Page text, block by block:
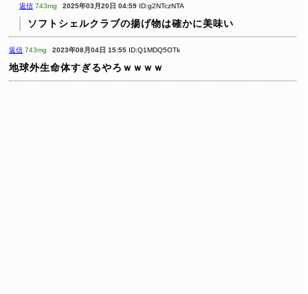
返信 743mg 2025年03月20日 04:59 ID:g2NTczNTA
ソフトシェルクラブの揚げ物は確かに美味い
返信 743mg 2023年08月04日 15:55 ID:Q1MDQ5OTk
地球外生命体すぎるやろｗｗｗｗ